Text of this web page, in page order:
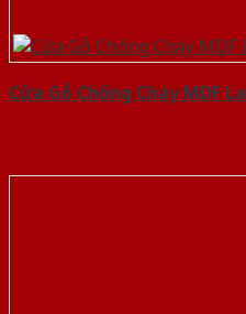
Cửa Gỗ Chống Cháy MDF